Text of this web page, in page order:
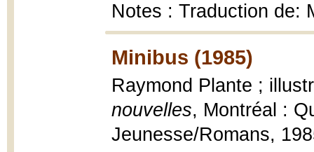
Notes : Traduction de:
Minibus (1985)
Raymond Plante ;
nouvelles, Montréal :
Jeunesse/Romans,